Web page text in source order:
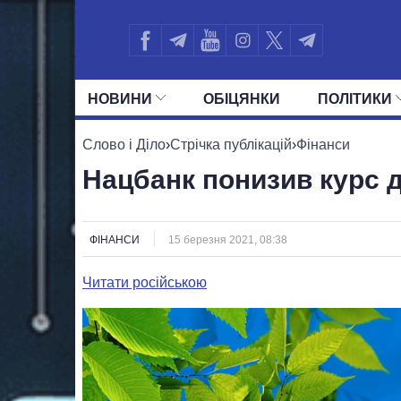
НОВИНИ ОБIЦЯНКИ ПОЛIТИКИ
УСІ ПОЛІТИКИ ПРЕЗИДЕНТ І ОФІС
Слово і Діло›Стрічка публікацій›Фінанси
Нацбанк понизив курс
ФІНАНСИ 15 березня 2021, 08:38
Читати російською